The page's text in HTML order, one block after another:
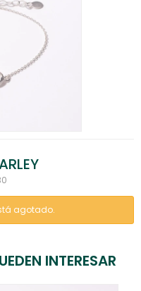
agotado.
INTERESAR